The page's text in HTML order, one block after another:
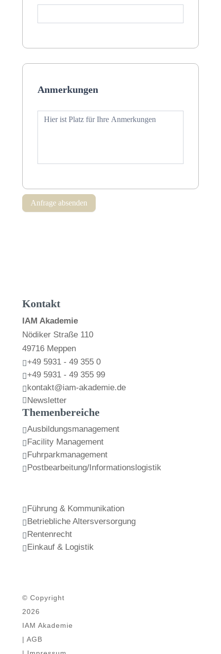
Anmerkungen
Anfrage absenden
Kontakt
IAM Akademie
Nödiker Straße 110
49716 Meppen
+49 5931 - 49 355 0
+49 5931 - 49 355 99
kontakt@iam-akademie.de
Newsletter
Themenbereiche
Ausbildungsmanagement
Facility Management
Fuhrparkmanagement
Postbearbeitung/Informationslogistik
Führung & Kommunikation
Betriebliche Altersversorgung
Rentenrecht
Einkauf & Logistik
© Copyright
2026
IAM Akademie
| AGB